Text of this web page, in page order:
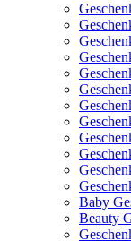
Baby
Beauty